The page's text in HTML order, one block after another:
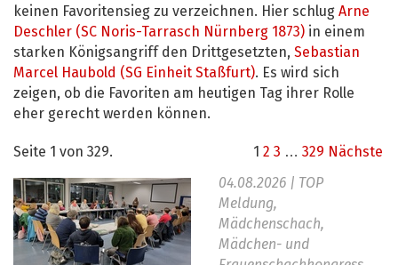
keinen Favoritensieg zu verzeichnen. Hier schlug Arne
Deschler (SC Noris-Tarrasch Nürnberg 1873) in einem
starken Königsangriff den Drittgesetzten, Sebastian
Marcel Haubold (SG Einheit Staßfurt). Es wird sich
zeigen, ob die Favoriten am heutigen Tag ihrer Rolle
eher gerecht werden können.
Seite 1 von 329. 1 2 3 … 329 Nächste
04.08.2026 | TOP
Meldung,
Mädchenschach,
Mädchen- und